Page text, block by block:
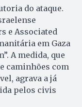
do ataque.
e Associated
em Gaza
A medida, que
caminhões com
agrava a já
pelos civis